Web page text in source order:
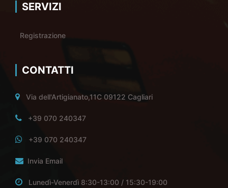
SERVIZI
Registrazione
CONTATTI
Via dell'Artigianato,11C 09122 Cagliari
+39 070 240347
+39 070 240347
Invia Email
Lunedì-Venerdì 8:30-13:00 / 15:30-19:00